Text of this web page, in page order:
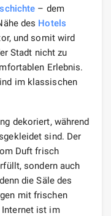
– dem
des Hotels
und somit wird
Stadt nicht zu
Erlebnis.
im klassischen
dekoriert, während
sind. Der
Duft frisch
sondern auch
die Säle des
mit frischen
Internet ist im